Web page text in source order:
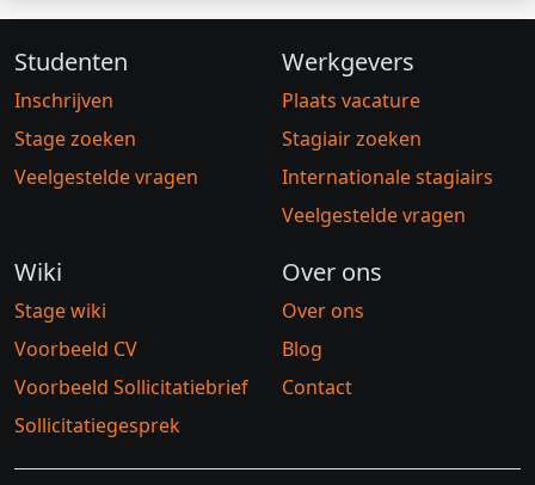
Studenten
Inschrijven
Stage zoeken
Veelgestelde vragen
Werkgevers
Plaats vacature
Stagiair zoeken
Internationale stagiairs
Veelgestelde vragen
Wiki
Stage wiki
Voorbeeld CV
Voorbeeld Sollicitatiebrief
Sollicitatiegesprek
Over ons
Over ons
Blog
Contact